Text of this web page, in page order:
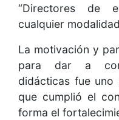
“Directores de
cualquier
La motivación y
para dar a
didácticas fue
que cumplió el
forma el